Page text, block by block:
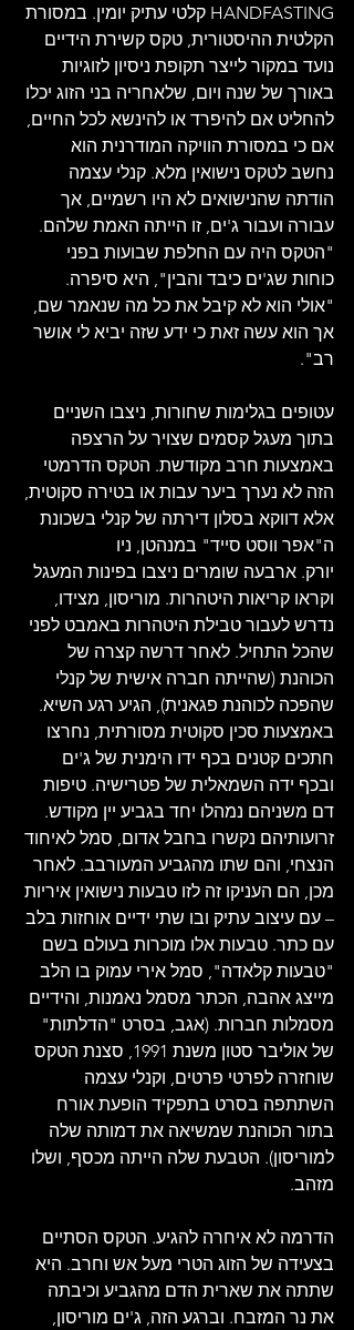
HANDFASTING קלטי עתיק יומין. במסורת
הקלטית ההיסטורית, טקס קשירת הידיים
נועד במקור לייצר תקופת ניסיון לזוגיות
באורך של שנה ויום, שלאחריה בני הזוג יכלו
להחליט אם להיפרד או להינשא לכל החיים,
אם כי במסורת הוויקה המודרנית הוא
נחשב לטקס נישואין מלא. קנלי עצמה
הודתה שהנישואים לא היו רשמיים, אך
עבורה ועבור ג'ים, זו הייתה האמת שלהם.
"הטקס היה עם החלפת שבועות בפני
כוחות שג'ים כיבד והבין", היא סיפרה.
"אולי הוא לא קיבל את כל מה שנאמר שם,
אך הוא עשה זאת כי ידע שזה יביא לי אושר
רב".
עטופים בגלימות שחורות, ניצבו השניים
בתוך מעגל קסמים שצויר על הרצפה
באמצעות חרב מקודשת. הטקס הדרמטי
הזה לא נערך ביער עבות או בטירה סקוטית,
אלא דווקא בסלון דירתה של קנלי בשכונת
ה"אפר ווסט סייד" במנהטן, ניו
יורק. ארבעה שומרים ניצבו בפינות המעגל
וקראו קריאות היטהרות. מוריסון, מצידו,
נדרש לעבור טבילת היטהרות באמבט לפני
שהכל התחיל. לאחר דרשה קצרה של
הכוהנת (שהייתה חברה אישית של קנלי
שהפכה לכוהנת פגאנית), הגיע רגע השיא.
באמצעות סכין סקוטית מסורתית, נחרצו
חתכים קטנים בכף ידו הימנית של ג'ים
ובכף ידה השמאלית של פטרישיה. טיפות
דם משניהם נמהלו יחד בגביע יין מקודש.
זרועותיהם נקשרו בחבל אדום, סמל לאיחוד
הנצחי, והם שתו מהגביע המעורבב. לאחר
מכן, הם העניקו זה לזו טבעות נישואין איריות
– עם עיצוב עתיק ובו שתי ידיים אוחזות בלב
עם כתר. טבעות אלו מוכרות בעולם בשם
"טבעות קלאדה", סמל אירי עמוק בו הלב
מייצג אהבה, הכתר מסמל נאמנות, והידיים
מסמלות חברות. (אגב, בסרט "הדלתות"
של אוליבר סטון משנת 1991, סצנת הטקס
שוחזרה לפרטי פרטים, וקנלי עצמה
השתתפה בסרט בתפקיד הופעת אורח
בתור הכוהנת שמשיאה את דמותה שלה
למוריסון). הטבעת שלה הייתה מכסף, ושלו
מזהב.
הדרמה לא איחרה להגיע. הטקס הסתיים
בצעידה של הזוג הטרי מעל אש וחרב. היא
שתתה את שארית הדם מהגביע וכיבתה
את נר המזבח. וברגע הזה, ג'ים מוריסון,